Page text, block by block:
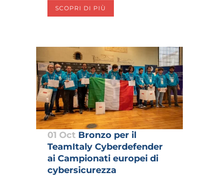
SCOPRI DI PIÙ
01 Oct Bronzo per il
TeamItaly Cyberdefender
ai Campionati europei di
cybersicurezza